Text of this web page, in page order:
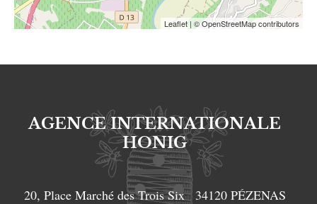
Leaflet | © OpenStreetMap contributors
AGENCE INTERNATIONALE
HONIG
20, Place Marché des Trois Six 34120 PÉZENAS